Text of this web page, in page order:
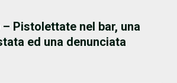
Pistolettate nel bar, una
ed una denunciata